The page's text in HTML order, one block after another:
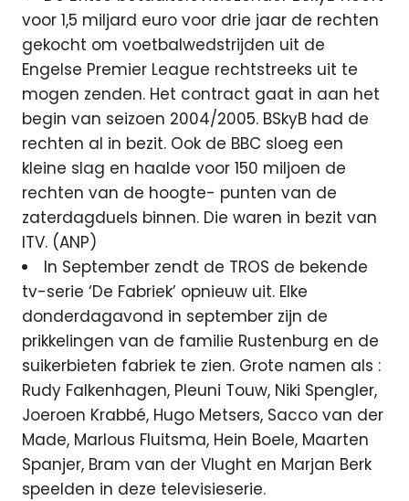
voor 1,5 miljard euro voor drie jaar de rechten
gekocht om voetbalwedstrijden uit de
Engelse Premier League rechtstreeks uit te
mogen zenden. Het contract gaat in aan het
begin van seizoen 2004/2005. BSkyB had de
rechten al in bezit. Ook de BBC sloeg een
kleine slag en haalde voor 150 miljoen de
rechten van de hoogte- punten van de
zaterdagduels binnen. Die waren in bezit van
ITV. (ANP)
In September zendt de TROS de bekende
tv-serie ‘De Fabriek’ opnieuw uit. Elke
donderdagavond in september zijn de
prikkelingen van de familie Rustenburg en de
suikerbieten fabriek te zien. Grote namen als :
Rudy Falkenhagen, Pleuni Touw, Niki Spengler,
Joeroen Krabbé, Hugo Metsers, Sacco van der
Made, Marlous Fluitsma, Hein Boele, Maarten
Spanjer, Bram van der Vlught en Marjan Berk
speelden in deze televisieserie.